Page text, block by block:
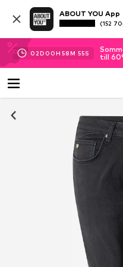
ABOUT YOU App
(152
02D 00H 58M 55S
till